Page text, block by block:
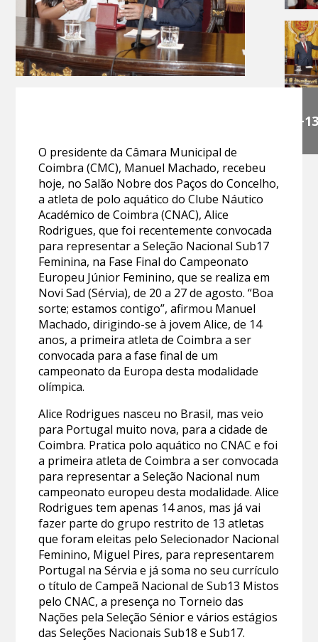
+13
O presidente da Câmara Municipal de
Coimbra (CMC), Manuel Machado, recebeu
hoje, no Salão Nobre dos Paços do Concelho,
a atleta de polo aquático do Clube Náutico
Académico de Coimbra (CNAC), Alice
Rodrigues, que foi recentemente convocada
para representar a Seleção Nacional Sub17
Feminina, na Fase Final do Campeonato
Europeu Júnior Feminino, que se realiza em
Novi Sad (Sérvia), de 20 a 27 de agosto. “Boa
sorte; estamos contigo”, afirmou Manuel
Machado, dirigindo-se à jovem Alice, de 14
anos, a primeira atleta de Coimbra a ser
convocada para a fase final de um
campeonato da Europa desta modalidade
olímpica.
Alice Rodrigues nasceu no Brasil, mas veio
para Portugal muito nova, para a cidade de
Coimbra. Pratica polo aquático no CNAC e foi
a primeira atleta de Coimbra a ser convocada
para representar a Seleção Nacional num
campeonato europeu desta modalidade. Alice
Rodrigues tem apenas 14 anos, mas já vai
fazer parte do grupo restrito de 13 atletas
que foram eleitas pelo Selecionador Nacional
Feminino, Miguel Pires, para representarem
Portugal na Sérvia e já soma no seu currículo
o título de Campeã Nacional de Sub13 Mistos
pelo CNAC, a presença no Torneio das
Nações pela Seleção Sénior e vários estágios
das Seleções Nacionais Sub18 e Sub17.